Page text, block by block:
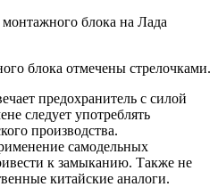
блока отмечены стрелочками.
предохранитель с силой
следует употреблять
производства.
самодельных
к замыканию. Также не
китайские аналоги.